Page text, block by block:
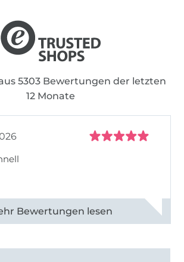
5303 Bewertungen der letzten
12 Monate
ansehen